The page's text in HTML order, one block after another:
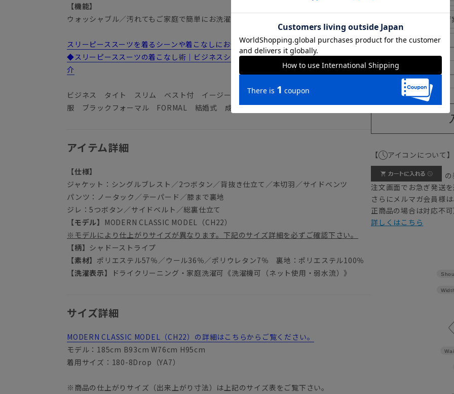
【機能】
ウォッシャブル／汚れてもご家庭で簡単にお洗濯が可能です。
スリーピーススーツを着るシーンや着こなしにお悩みの方は...
◆スリーピーススーツの着こなし術｜ビジネスシーンにおすすめのコーディネートをご紹
介
ビジネス タイト スリム ベスト付 イージーケア 形態安定 冠婚葬祭 礼服 喪
服 ブラックフォーマル FORMAL 結婚式 成人式
アイテム詳細
【仕様】
ジャケット：シングルブレスト／2つボタン／背抜き仕立て／本切羽／サイドベンツ
パンツ：ノータック／テーパード／膝まで裏地
ジレ：5つボタン／サイドベルト／総裏仕立て
【モデル】 MODERN CLASSIC MODEL（CH22）
※モデルにより仕上がりサイズが異なります。下記のサイズ詳細を必ずご確認下さい。
【柄】 シャドーストライプ
【素材】 ポリエステル57％／ウール36％／ポリウレタン7％ 裏地：ポリエステル100％
【洗濯表示】
ドライクリーニング・家庭洗濯可《洗濯機可（ネット使用・弱水流）》
サイズ詳細
MODERN CLASSIC MODEL（CH22）の詳細はこちらからご覧ください。
モデル：185cm B93cm W76cm H95cm
着用サイズ：180-8Drop（YA7）
※商品の仕上がりサイズ（出来上がり寸法）は上記のサイズ表をご覧下さい。
入
190cm
【 アイコンについて】
の
注文画面でお急ぎ発送を
さらにメルマガ会員様
正商品の場合は対応不可
詳しくはこちら